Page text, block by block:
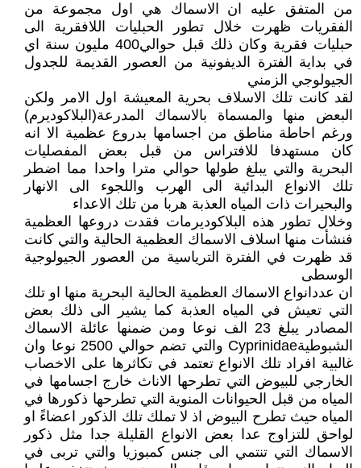
من المتفق عليه ان الاسماك هي اول مجموعة من
الفقريات ظهرت خلال تطور الحبليات اللافقرية الى
حبليات فقرية وكان ذلك قبل حوالي400 مليون سنة اي
في بداية الفترة الديفونية من العصور القديمة للجدول
الجيولوجي الزمني
لقد كانت تلك الاسلاف بحرية المعيشة اول الامر ولكن
البعض منها والمسماة بالاسماك المدرعة(البلاكوديرم)
ورغم احاطة مناطق من اجسامها بدروع عظمية الا انه
كان مستهدفا للافتراس من قبل بعض المفصليات
البحرية والتي يبلغ طولها حوالي مترا واحدا مما اضطر
تلك الانواع البدائية الى الهرب واللجوء الى الانهار
والبحيرات ذات المياه العذبة هربا من تلك الاعداء
وخلال تطور هذه البلاكوديرمات فقدت دروعها العظمية
فنشأت منها اسلاف الاسماك العظمية الحالية والتي كانت
قد ظهرت في الفترة الترياسية من العصور الجيولوجية
الوسطى
ان عددانواع الاسماك العظمية الحالية البحرية منها او تلك
التي تعيش في المياه العذبة كما يشير الى ذلك بعض
المصادر يبلغ 23 الف نوعا ومن ضمنها عائلة الاسماك
الشبوطيةCyprinidae والتي تضم حوالي 2500 نوعا وان
غالبية افراد تلك الانواع تعتمد في تكاثرها على الاخصاب
الخارجي للبيوض التي تطرحها الاناث خارج اجسامها في
المياه من قبل الحيوانات المنوية التي تطرحها ذكورها في
المياه حيث تطرح البيوض اذ لا تملك تلك الذكور اعضاءً او
لواحق للتزاوج عدا بعض الانواع القليلة جدا مثل ذكور
الاسماك التي تنتمي الى جنس كمبوزيا والتي تربى في